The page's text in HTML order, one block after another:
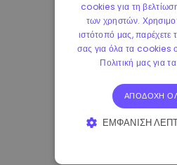
cookies για τη
των χρηστών.
ιστότοπό μας, παρέχετε
σας για όλα τα cookies
Πολιτική μας για
ΑΠΟΔΟΧΉ
ΕΜΦΆΝΙΣΗ